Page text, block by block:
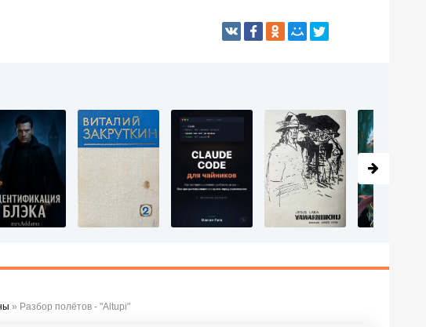
» Разбор полётов - "Altupi"